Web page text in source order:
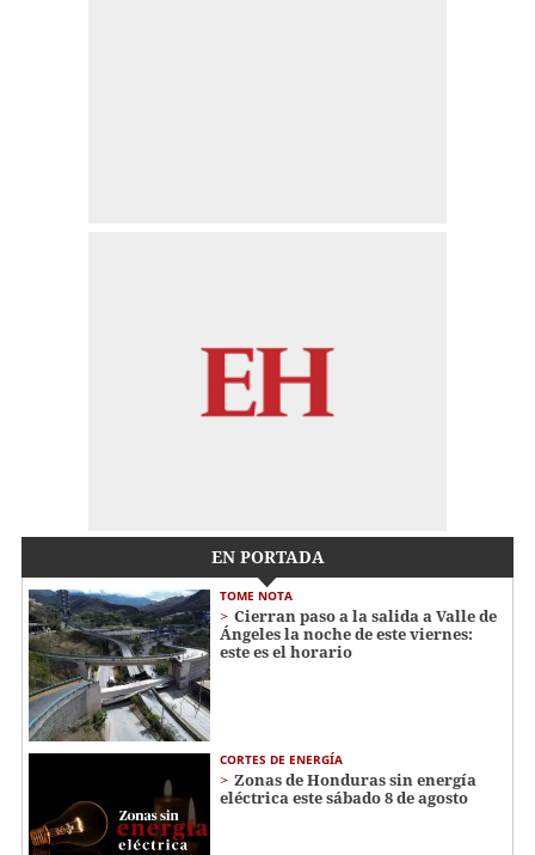
EN PORTADA
TOME NOTA
Cierran paso a la salida a Valle de
Ángeles la noche de este viernes:
este es el horario
CORTES DE ENERGÍA
Zonas de Honduras sin energía
eléctrica este sábado 8 de agosto